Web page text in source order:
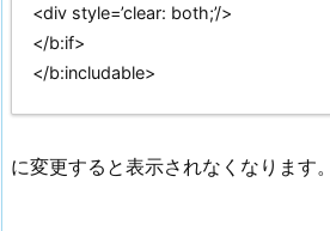
<div style=’clear: both;’/>
</b:if>
</b:includable>
に変更すると表示されなくなります。